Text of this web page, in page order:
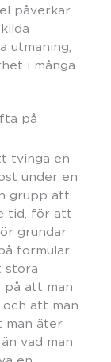
påverkar
utmaning,
i många
på
tvinga en
under en
grupp att
tid, för att
grundar
formulär
stora
att man
att man
man äter
vad man